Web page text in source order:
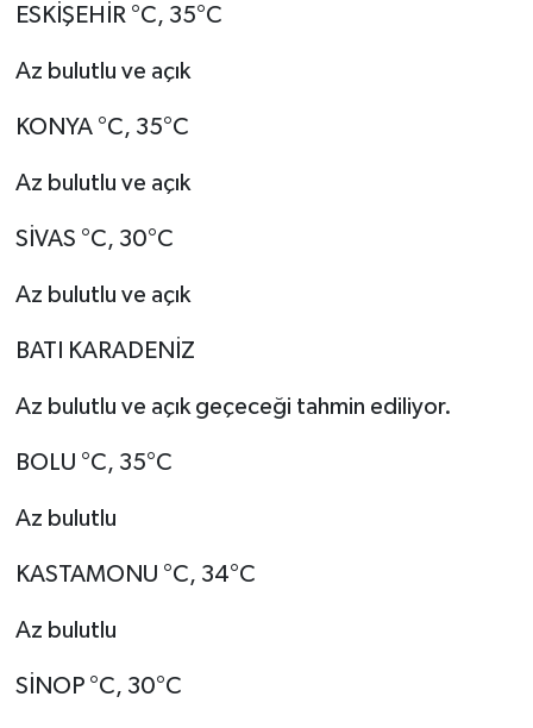
ESKİŞEHİR °C, 35°C
Az bulutlu ve açık
KONYA °C, 35°C
Az bulutlu ve açık
SİVAS °C, 30°C
Az bulutlu ve açık
BATI KARADENİZ
Az bulutlu ve açık geçeceği tahmin ediliyor.
BOLU °C, 35°C
Az bulutlu
KASTAMONU °C, 34°C
Az bulutlu
SİNOP °C, 30°C